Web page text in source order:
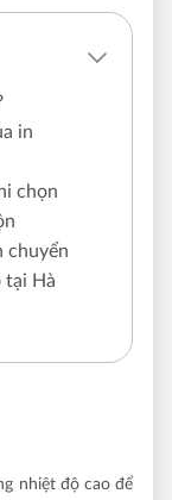
in
chọn
chuyển
tại Hà
nhiệt độ cao để